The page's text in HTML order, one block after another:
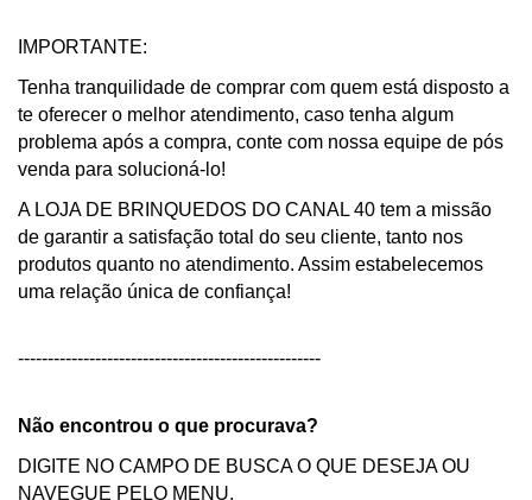
IMPORTANTE:
Tenha tranquilidade de comprar com quem está disposto a
te oferecer o melhor atendimento, caso tenha algum
problema após a compra, conte com nossa equipe de pós
venda para solucioná-lo!
A LOJA DE BRINQUEDOS DO CANAL 40 tem a missão
de garantir a satisfação total do seu cliente, tanto nos
produtos quanto no atendimento. Assim estabelecemos
uma relação única de confiança!
---------------------------------------------------
Não encontrou o que procurava?
DIGITE NO CAMPO DE BUSCA O QUE DESEJA OU
NAVEGUE PELO MENU.